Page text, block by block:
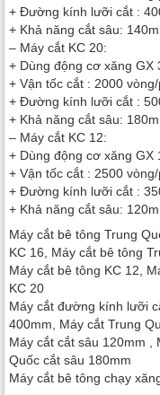
+ Đường kính lưỡi cắt :
+ Khả năng cắt sâu:
– Máy cắt KC 20:
+ Dùng động cơ xăng GX
+ Vận tốc cắt : 2000
+ Đường kính lưỡi cắt :
+ Khả năng cắt sâu:
– Máy cắt KC 12:
+ Dùng động cơ xăng GX
+ Vận tốc cắt : 2500
+ Đường kính lưỡi cắt :
+ Khả năng cắt sâu:
Máy cắt bê tông Trung
KC 16, Máy cắt bê tông
Máy cắt bê tông KC 12,
KC 20
Máy cắt đường kính lưỡi
400mm, Máy cắt Trung
Máy cắt cắt sâu 120mm ,
Quốc cắt sâu 180mm
Máy cắt bê tông chạy